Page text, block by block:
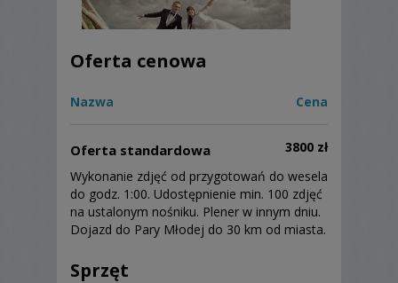
Oferta cenowa
Nazwa Cena
Oferta standardowa
3800 zł
Wykonanie zdjęć od przygotowań do wesela
do godz. 1:00. Udostępnienie min. 100 zdjęć
na ustalonym nośniku. Plener w innym dniu.
Dojazd do Pary Młodej do 30 km od miasta.
Sprzęt